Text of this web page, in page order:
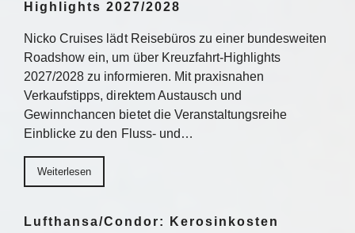
Highlights 2027/2028
Nicko Cruises lädt Reisebüros zu einer bundesweiten
Roadshow ein, um über Kreuzfahrt-Highlights
2027/2028 zu informieren. Mit praxisnahen
Verkaufstipps, direktem Austausch und
Gewinnchancen bietet die Veranstaltungsreihe
Einblicke zu den Fluss- und…
Weiterlesen
Lufthansa/Condor: Kerosinkosten